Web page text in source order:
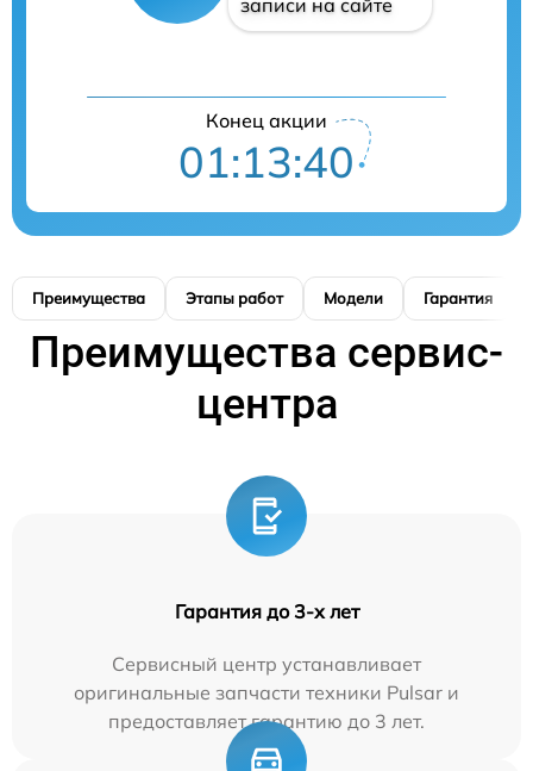
Конец акции
01:13:39
Преимущества Этапы работ Модели Гарантия
Преимущества сервис-
центра
Гарантия до 3-х лет
Сервисный центр устанавливает
оригинальные запчасти техники Pulsar и
предоставляет гарантию до 3 лет.